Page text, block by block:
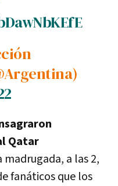
Qatar
a las 2,
fanáticos que los